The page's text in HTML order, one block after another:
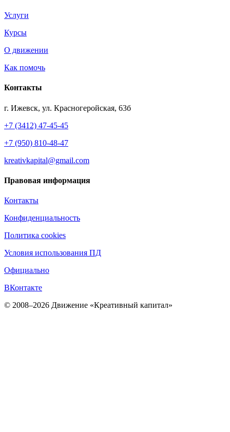
Услуги
Курсы
О движении
Как помочь
Контакты
г. Ижевск, ул. Красногеройская, 63б
+7 (3412) 47-45-45
+7 (950) 810-48-47
kreativkapital@gmail.com
Правовая информация
Контакты
Конфиденциальность
Политика cookies
Условия использования ПД
Официально
ВКонтакте
© 2008–2026 Движение «Креативный капитал»